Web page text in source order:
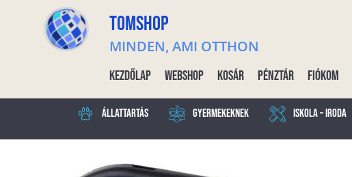
TOMSHOP
MINDEN, AMI OTTHON
Kezdőlap Webshop Kosár Pénztár Fiókom
Állattartás Gyermekeknek Iskola – Iroda